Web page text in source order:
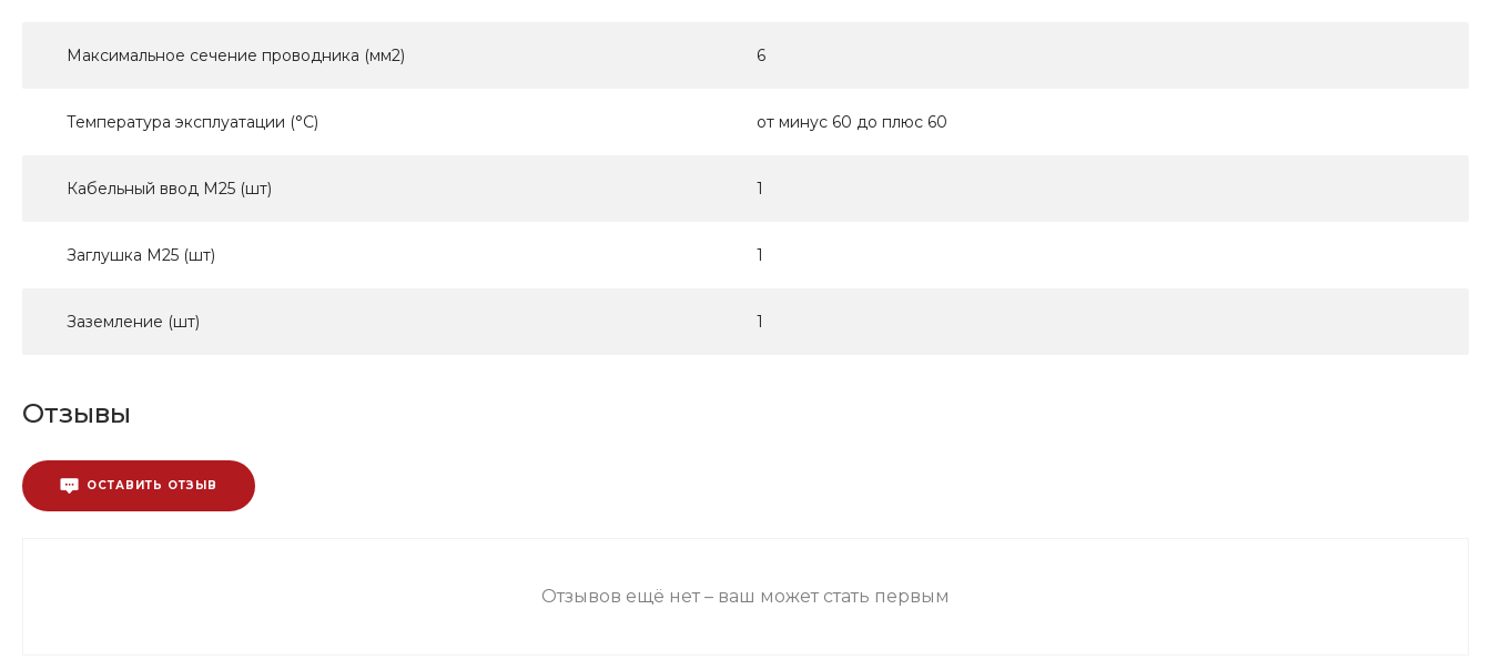
Максимальное сечение проводника (мм2) 6
Температура эксплуатации (°С) от минус 60 до плюс 60
Кабельный ввод М25 (шт) 1
Заглушка М25 (шт) 1
Заземление (шт) 1
Отзывы
ОСТАВИТЬ ОТЗЫВ
Отзывов ещё нет – ваш может стать первым